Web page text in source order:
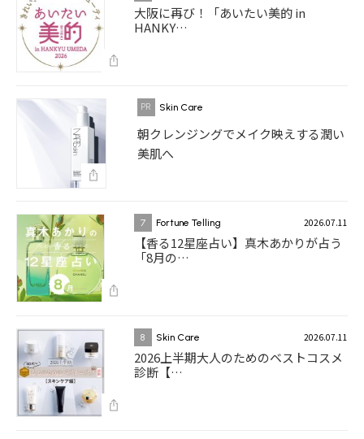
大阪に再び！「あいたい美的 in
HANKY…
Skin Care
朝クレンジングでメイク映えする潤い
美肌へ
7 Fortune Telling 2026.07.11
【香る12星座占い】真木あかりが占う
「8月の…
8 Skin Care 2026.07.11
2026上半期大人のためのベストコスメ
診断【…